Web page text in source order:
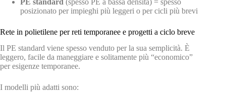
posizionato per impieghi più leggeri o per cicli più brevi
Rete in polietilene per reti temporanee e progetti a ciclo breve
Il PE standard viene spesso venduto per la sua semplicità. È
leggero, facile da maneggiare e solitamente più “economico”
per esigenze temporanee.
I modelli più adatti sono: